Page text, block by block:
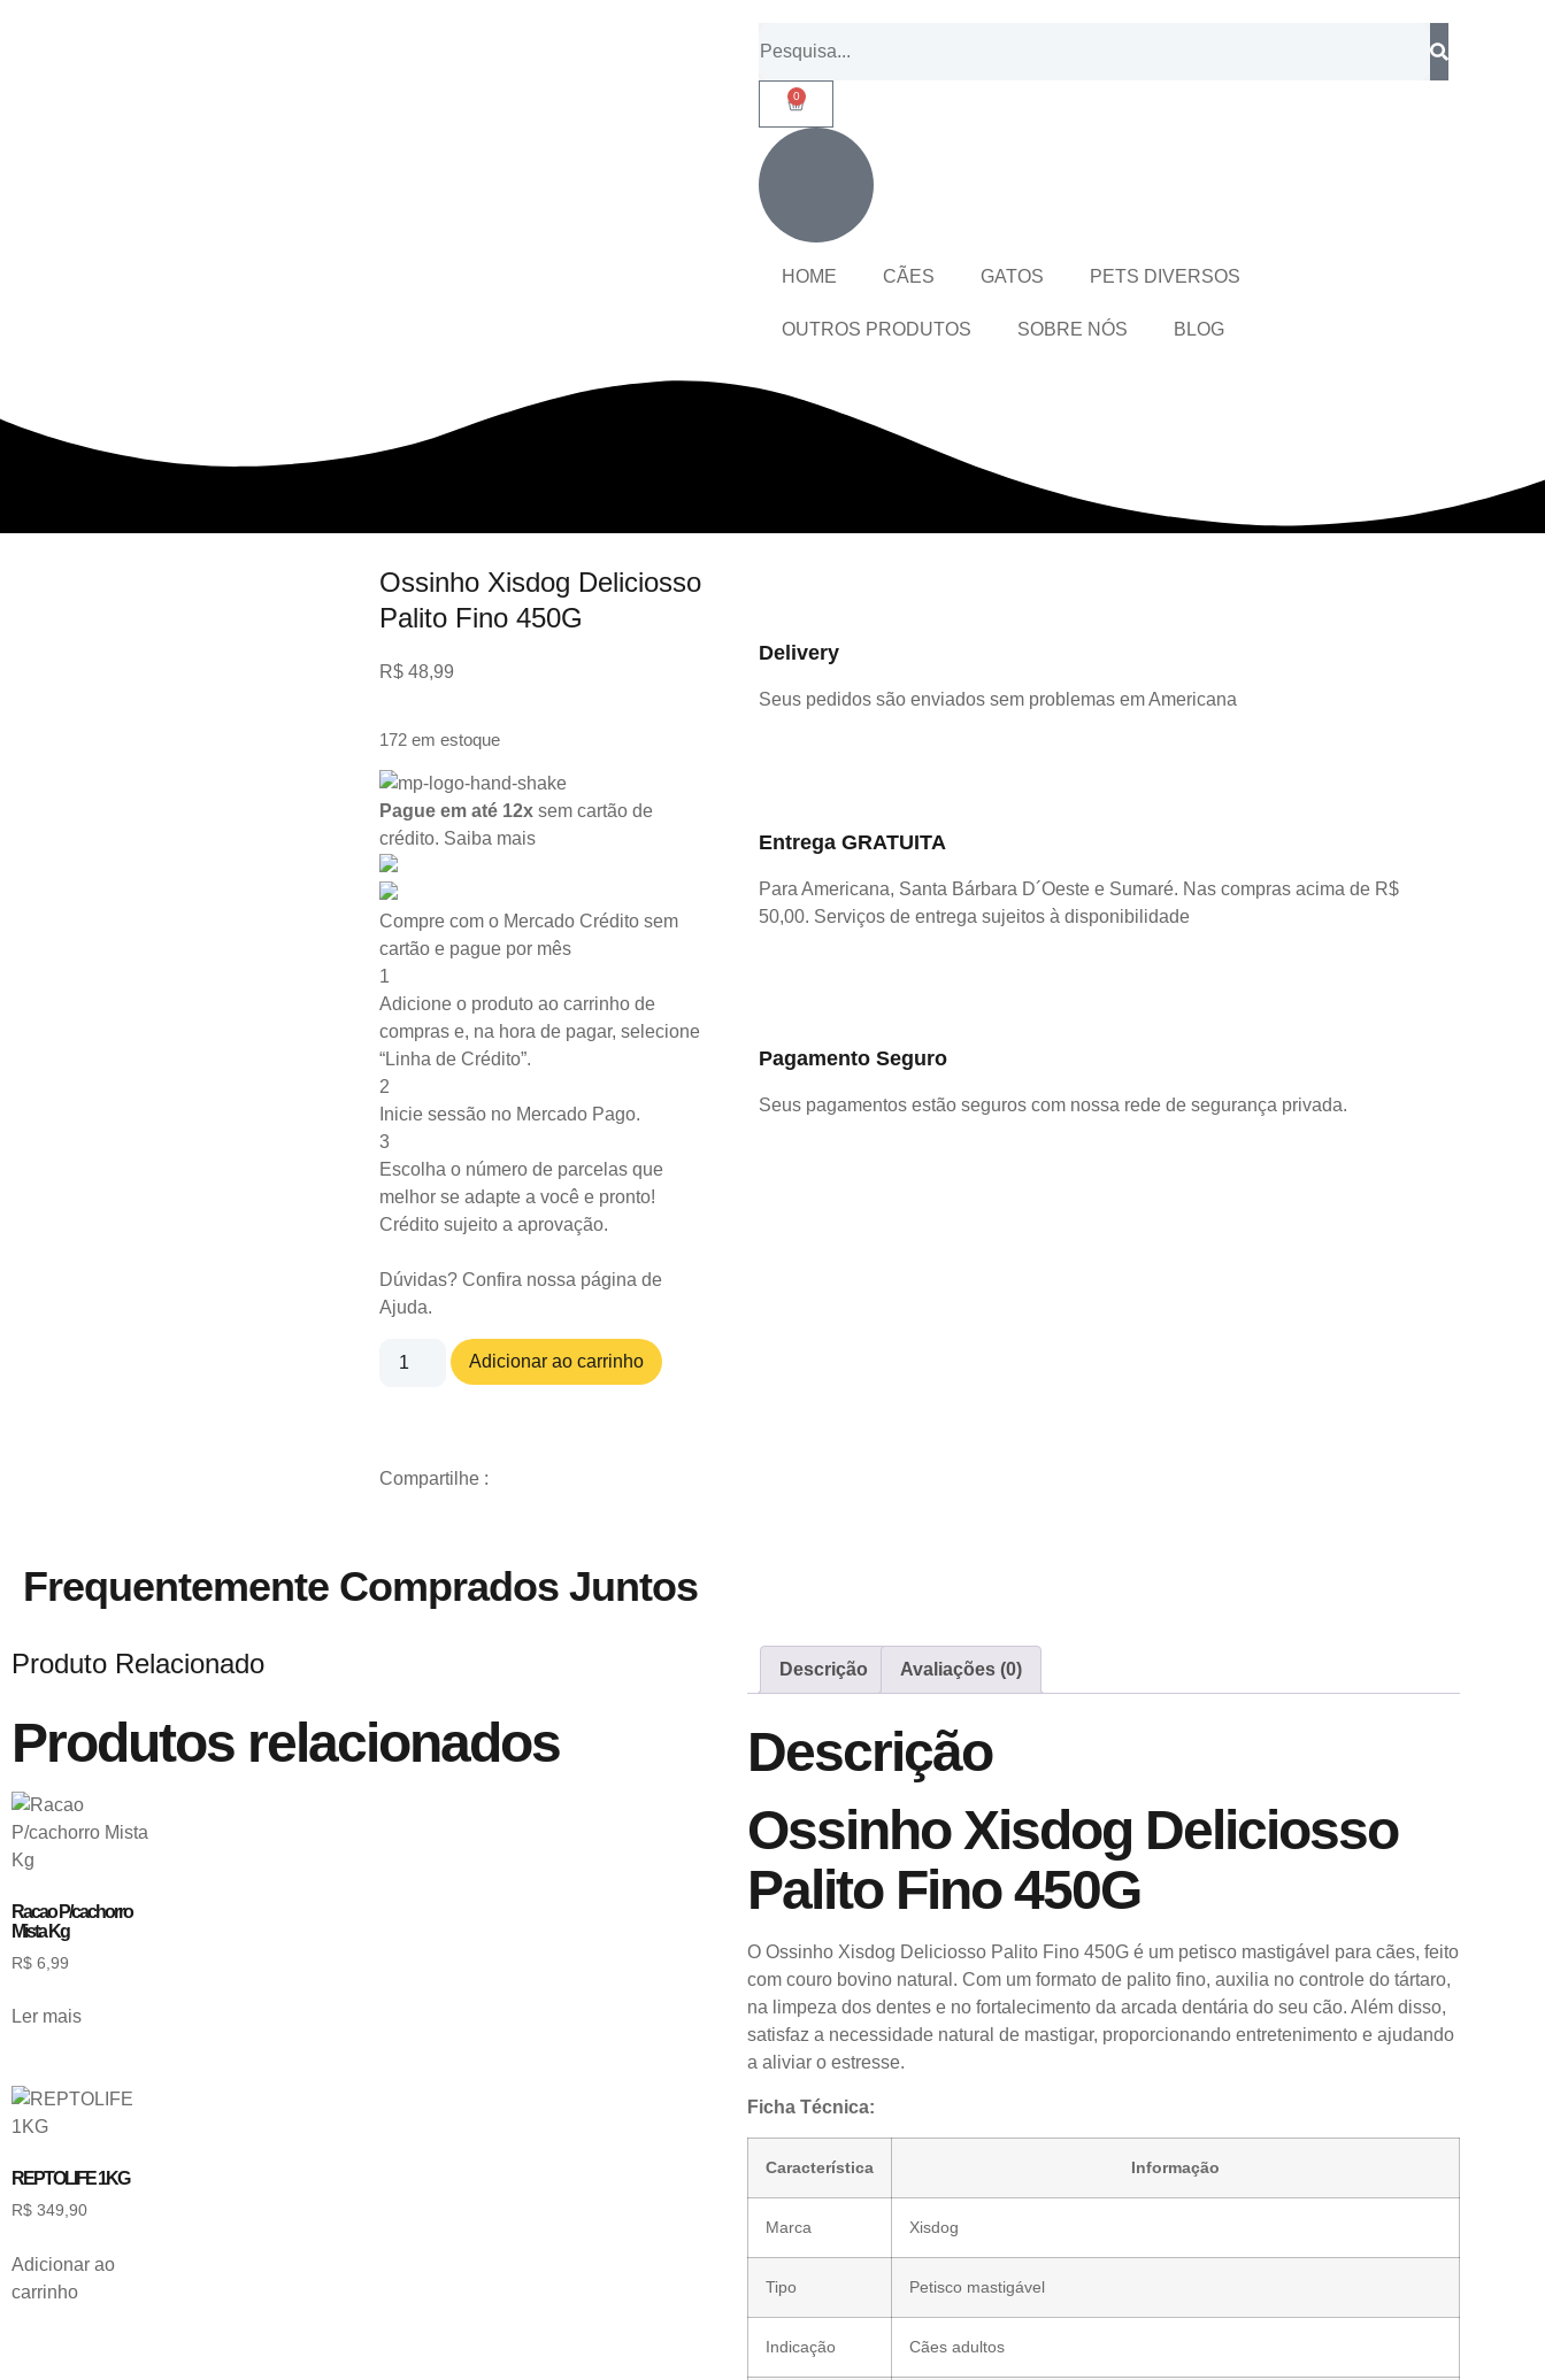
0
HOME CÃES GATOS PETS DIVERSOS
OUTROS PRODUTOS SOBRE NÓS BLOG
Ossinho Xisdog Deliciosso
Palito Fino 450G
R$ 48,99
172 em estoque
Pague em até 12x sem cartão de
crédito. Saiba mais
Compre com o Mercado Crédito sem
cartão e pague por mês
1
Adicione o produto ao carrinho de
compras e, na hora de pagar, selecione
“Linha de Crédito”.
2
Inicie sessão no Mercado Pago.
3
Escolha o número de parcelas que
melhor se adapte a você e pronto!
Crédito sujeito a aprovação.
Dúvidas? Confira nossa página de
Ajuda.
Adicionar ao carrinho
Compartilhe :
Delivery
Seus pedidos são enviados sem problemas em Americana
Entrega GRATUITA
Para Americana, Santa Bárbara D´Oeste e Sumaré. Nas compras acima de R$
50,00. Serviços de entrega sujeitos à disponibilidade
Pagamento Seguro
Seus pagamentos estão seguros com nossa rede de segurança privada.
Frequentemente Comprados Juntos
Produto Relacionado
Produtos relacionados
Racao P/cachorro
Mista Kg
R$ 6,99
Ler mais
REPTOLIFE 1KG
R$ 349,90
Adicionar ao
carrinho
Descrição Avaliações (0)
Descrição
Ossinho Xisdog Deliciosso
Palito Fino 450G
O Ossinho Xisdog Deliciosso Palito Fino 450G é um petisco mastigável para cães, feito
com couro bovino natural. Com um formato de palito fino, auxilia no controle do tártaro,
na limpeza dos dentes e no fortalecimento da arcada dentária do seu cão. Além disso,
satisfaz a necessidade natural de mastigar, proporcionando entretenimento e ajudando
a aliviar o estresse.
Ficha Técnica:
Característica Informação
Marca Xisdog
Tipo Petisco mastigável
Indicação Cães adultos